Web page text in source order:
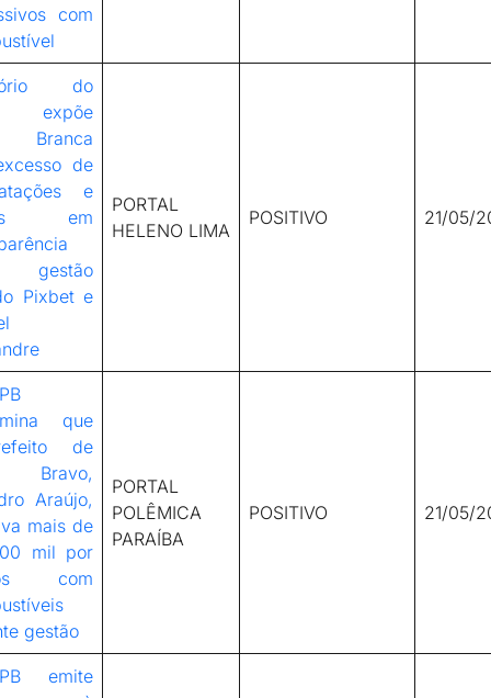
com
do
expõe
Branca
de
e
em
Pixbet e
PORTAL
HELENO LIMA
POSITIVO 21/05/
que
de
Bravo,
Araújo,
mais de
mil por
com
gestão
PORTAL
POLÊMICA
PARAÍBA
POSITIVO 21/05/
PB emite